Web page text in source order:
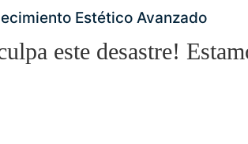
Estético Avanzado
este desastre!